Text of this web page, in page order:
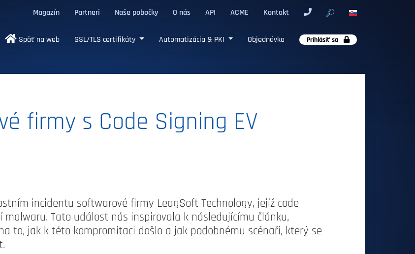
Magazín Partneri Naše pobočky O nás API ACME Kontakt
Späť na web SSL/TLS certifikáty Automatizácia & PKI Objednávka Prihlásiť sa
firmy s Code Signing EV
incidentu softwarové firmy LeagSoft Technology, jejíž code
Tato událost nás inspirovala k následujícímu článku,
to, jak k této kompromitaci došlo a jak podobnému scénaři, který se